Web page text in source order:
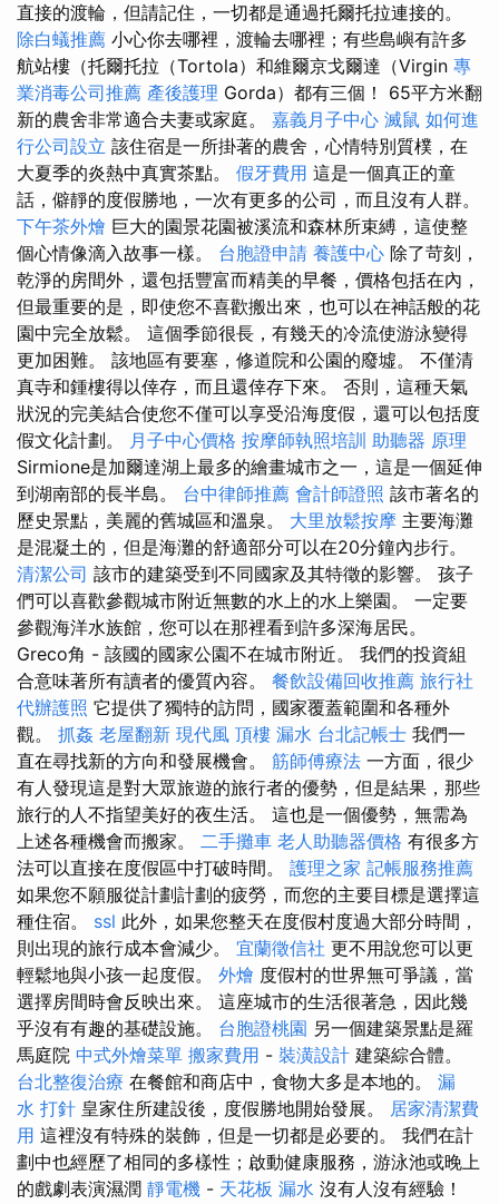
直接的渡輪，但請記住，一切都是通過托爾托拉連接的。
除白蟻推薦 小心你去哪裡，渡輪去哪裡；有些島嶼有許多
航站樓（托爾托拉（Tortola）和維爾京戈爾達（Virgin 專
業消毒公司推薦 產後護理 Gorda）都有三個！ 65平方米翻
新的農舍非常適合夫妻或家庭。 嘉義月子中心 滅鼠 如何進
行公司設立 該住宿是一所掛著的農舍，心情特別質樸，在
大夏季的炎熱中真實茶點。 假牙費用 這是一個真正的童
話，僻靜的度假勝地，一次有更多的公司，而且沒有人群。
下午茶外燴 巨大的園景花園被溪流和森林所束縛，這使整
個心情像滴入故事一樣。 台胞證申請 養護中心 除了苛刻，
乾淨的房間外，還包括豐富而精美的早餐，價格包括在內，
但最重要的是，即使您不喜歡搬出來，也可以在神話般的花
園中完全放鬆。 這個季節很長，有幾天的冷流使游泳變得
更加困難。 該地區有要塞，修道院和公園的廢墟。 不僅清
真寺和鍾樓得以倖存，而且還倖存下來。 否則，這種天氣
狀況的完美結合使您不僅可以享受沿海度假，還可以包括度
假文化計劃。 月子中心價格 按摩師執照培訓 助聽器 原理
Sirmione是加爾達湖上最多的繪畫城市之一，這是一個延伸
到湖南部的長半島。 台中律師推薦 會計師證照 該市著名的
歷史景點，美麗的舊城區和溫泉。 大里放鬆按摩 主要海灘
是混凝土的，但是海灘的舒適部分可以在20分鐘內步行。
清潔公司 該市的建築受到不同國家及其特徵的影響。 孩子
們可以喜歡參觀城市附近無數的水上的水上樂園。 一定要
參觀海洋水族館，您可以在那裡看到許多深海居民。
Greco角 - 該國的國家公園不在城市附近。 我們的投資組
合意味著所有讀者的優質內容。 餐飲設備回收推薦 旅行社
代辦護照 它提供了獨特的訪問，國家覆蓋範圍和各種外
觀。 抓姦 老屋翻新 現代風 頂樓 漏水 台北記帳士 我們一
直在尋找新的方向和發展機會。 筋師傅療法 一方面，很少
有人發現這是對大眾旅遊的旅行者的優勢，但是結果，那些
旅行的人不指望美好的夜生活。 這也是一個優勢，無需為
上述各種機會而搬家。 二手攤車 老人助聽器價格 有很多方
法可以直接在度假區中打破時間。 護理之家 記帳服務推薦
如果您不願服從計劃計劃的疲勞，而您的主要目標是選擇這
種住宿。 ssl 此外，如果您整天在度假村度過大部分時間，
則出現的旅行成本會減少。 宜蘭徵信社 更不用說您可以更
輕鬆地與小孩一起度假。 外燴 度假村的世界無可爭議，當
選擇房間時會反映出來。 這座城市的生活很著急，因此幾
乎沒有有趣的基礎設施。 台胞證桃園 另一個建築景點是羅
馬庭院 中式外燴菜單 搬家費用 - 裝潢設計 建築綜合體。
台北整復治療 在餐館和商店中，食物大多是本地的。 漏
水 打針 皇家住所建設後，度假勝地開始發展。 居家清潔費
用 這裡沒有特殊的裝飾，但是一切都是必要的。 我們在計
劃中也經歷了相同的多樣性；啟動健康服務，游泳池或晚上
的戲劇表演濕潤 靜電機 - 天花板 漏水 沒有人沒有經驗！